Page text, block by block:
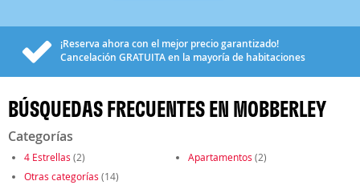
¡Reserva ahora con el mejor precio garantizado!
Cancelación GRATUITAen la mayoría de habitaciones
BÚSQUEDAS FRECUENTES EN MOBBERLEY
Categorías
4 Estrellas (2) Apartamentos (2)
Otras categorías (14)